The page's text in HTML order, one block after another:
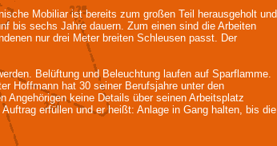
Mobiliar ist bereits zum großen Teil herausgeholt und
bis sechs Jahre dauern. Zum einen sind die Arbeiten
nur drei Meter breiten Schleusen passt. Der
Belüftung und Beleuchtung laufen auf Sparflamme.
Hoffmann hat 30 seiner Berufsjahre unter den
Angehörigen keine Details über seinen Arbeitsplatz
erfüllen und er heißt: Anlage in Gang halten, bis die